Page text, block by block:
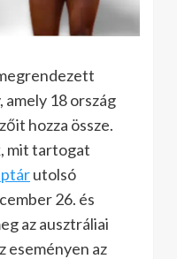
18 ország
hozza össze.
mit tartogat
utolsó
26. és
az ausztráliai
eseményen az